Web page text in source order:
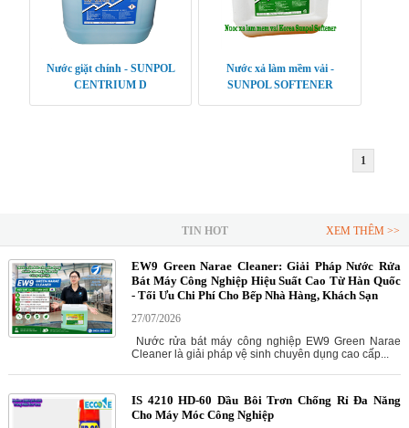
Nước giặt chính - SUNPOL
CENTRIUM D
Nước xả làm mềm vải -
SUNPOL SOFTENER
1
TIN HOT XEM THÊM >>
EW9 Green Narae Cleaner: Giải Pháp Nước Rửa
Bát Máy Công Nghiệp Hiệu Suất Cao Từ Hàn Quốc
- Tối Ưu Chi Phí Cho Bếp Nhà Hàng, Khách Sạn
27/07/2026
Nước rửa bát máy công nghiệp EW9 Green Narae
Cleaner là giải pháp vệ sinh chuyên dụng cao cấp...
IS 4210 HD-60 Dầu Bôi Trơn Chống Rỉ Đa Năng
Cho Máy Móc Công Nghiệp